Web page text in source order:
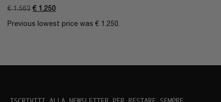
€1.563 € 1.250
Previous lowest price was € 1.250.